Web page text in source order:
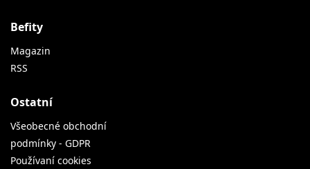
Befity
Magazin
RSS
Ostatní
Všeobecné obchodní
podmínky - GDPR
Používaní cookies